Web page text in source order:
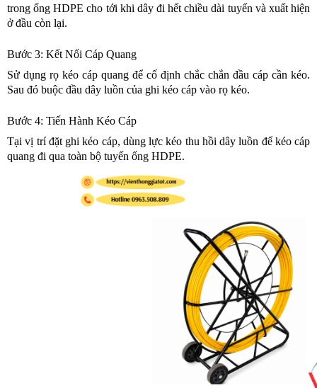
trong ống HDPE cho tới khi dây đi hết chiều dài tuyến và xuất hiện
ở đầu còn lại.
Bước 3: Kết Nối Cáp Quang
Sử dụng rọ kéo cáp quang để cố định chắc chắn đầu cáp cần kéo.
Sau đó buộc đầu dây luồn của ghi kéo cáp vào rọ kéo.
Bước 4: Tiến Hành Kéo Cáp
Tại vị trí đặt ghi kéo cáp, dùng lực kéo thu hồi dây luồn để kéo cáp
quang đi qua toàn bộ tuyến ống HDPE.